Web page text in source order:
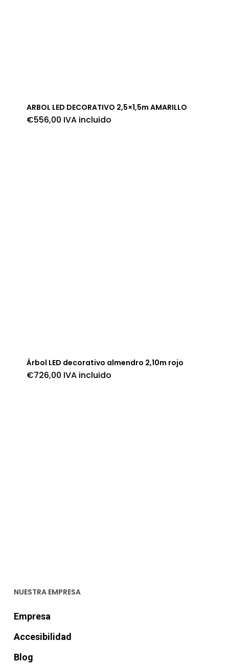
ARBOL LED DECORATIVO 2,5×1,5m AMARILLO
€556,00 IVA incluido
Árbol LED decorativo almendro 2,10m rojo
€726,00 IVA incluido
NUESTRA EMPRESA
Empresa
Accesibilidad
Blog